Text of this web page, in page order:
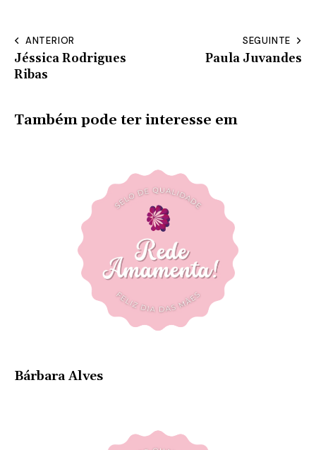
ANTERIOR
Jéssica Rodrigues
Ribas
SEGUINTE
Paula Juvandes
Também pode ter interesse em
Bárbara Alves